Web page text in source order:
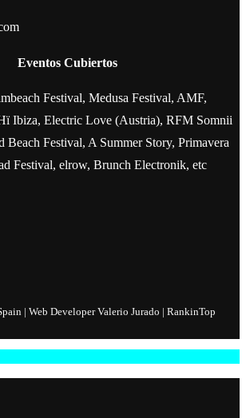
Eventos Cubiertos
Festival, Medusa Festival, AMF,
Ibiza, Electric Love (Austria), RFM Somnii
Beach Festival, A Summer Story, Primavera
Festival, elrow, Brunch Electronik, etc
| Web Developer Valerio Jurado | RankinTop